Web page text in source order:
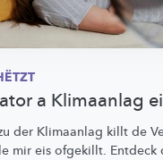
a Klimaanlag
der Klimaanlag killt de
mir eis ofgekillt. Entdeck